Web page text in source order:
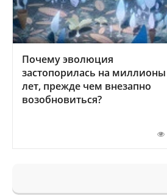
Почему эволюция
застопорилась на миллионы
лет, прежде чем внезапно
возобновиться?